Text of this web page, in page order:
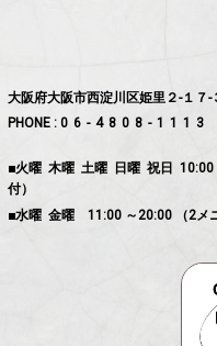
大阪府大阪市西淀川区姫里２-１７
PHONE : 06-4808-1113
■火曜 木曜 土曜 日曜 祝日 10:00
付）
■水曜 金曜 11:00 ～20:00 （2メ